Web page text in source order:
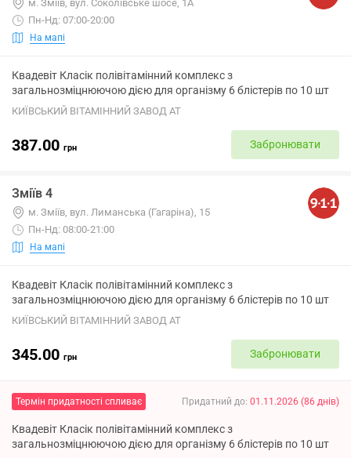
м. Зміїв, вул. Соколівське шосе, 1А
Пн-Нд: 07:00-20:00
На мапі
Квадевіт Класік полівітамінний комплекс з
загальнозміцнюючою дією для організму 6 блістерів по 10 шт
КИЇВСЬКИЙ ВІТАМІННИЙ ЗАВОД АТ
387.00 грн Забронювати
Зміїв 4
м. Зміїв, вул. Лиманська (Гагаріна), 15
Пн-Нд: 08:00-21:00
На мапі
Квадевіт Класік полівітамінний комплекс з
загальнозміцнюючою дією для організму 6 блістерів по 10 шт
КИЇВСЬКИЙ ВІТАМІННИЙ ЗАВОД АТ
345.00 грн Забронювати
Термін придатності спливає Придатний до: 01.11.2026 (86 днів)
Квадевіт Класік полівітамінний комплекс з
загальнозміцнюючою дією для організму 6 блістерів по 10 шт